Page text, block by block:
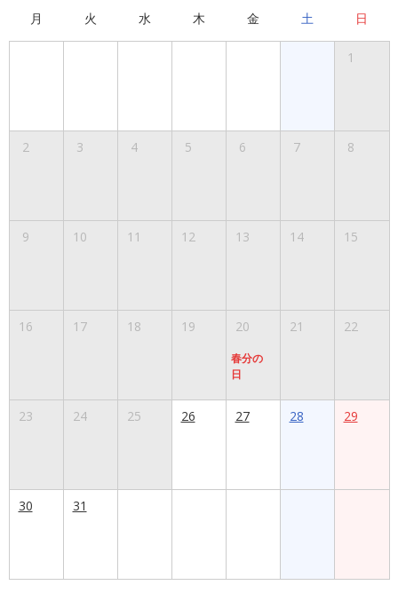
月 火 水 木 金 土 日
1
2 3 4 5 6 7 8
9 10 11 12 13 14 15
16 17 18 19 20
春分の
日
21 22
23 24 25 26 27 28 29
30 31